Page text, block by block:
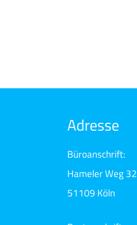
Adresse
Büroanschrift:
Hameler Weg 32
51109 Köln